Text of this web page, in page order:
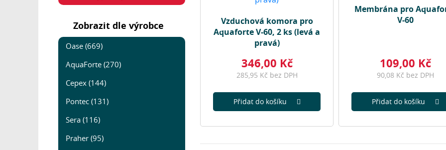
Zobrazit dle výrobce
Oase (669)
AquaForte (270)
Cepex (144)
Pontec (131)
Sera (116)
Praher (95)
Vzduchová komora pro
Aquaforte V-60, 2 ks (levá a
pravá)
346,00 Kč
285,95 Kč bez DPH
Přidat do košíku
Membrána pro
V-60
109,00 Kč
90,08 Kč bez DPH
Přidat do košíku